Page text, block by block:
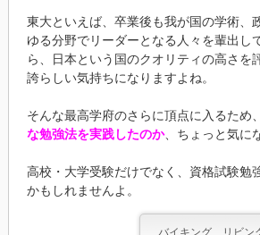
東大といえば、卒業後も我が国の学術、
ゆる分野でリーダーとなる人々を輩出し
ら、日本という国のクオリティの高さを
誇らしい気持ちになりますよね。
そんな最高学府のさらに頂点に入るため、
な勉強法を実践したのか、ちょっと気に
高校・大学受験だけでなく、資格試験勉
かもしれませんよ。
バイキング リビン